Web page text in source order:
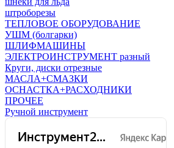
штроборезы
ТЕПЛОВОЕ ОБОРУДОВАНИЕ
УШМ (болгарки)
ШЛИФМАШИНЫ
ЭЛЕКТРОИНСТРУМЕНТ разный
Круги, диски отрезные
МАСЛА+СМАЗКИ
ОСНАСТКА+РАСХОДНИКИ
ПРОЧЕЕ
Ручной инструмент